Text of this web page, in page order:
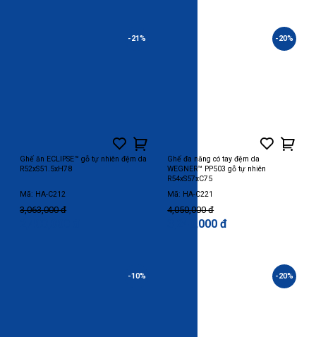
-21%
Ghế ăn ECLIPSE™ gỗ tự nhiên đệm da
R52xS51.5xH78
Mã: HA-C212
3,063,000 đ
-20%
Ghế đa năng có tay đệm da
WEGNER™ PP503 gỗ tự nhiên
R54xS57xC75
Mã: HA-C221
4,050,000 đ
3,240,000 đ
-10% -20%